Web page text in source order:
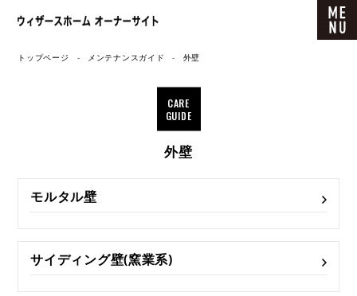
ウィザースホーム オーナーサイト
トップページ メンテナンスガイド 外壁
CARE
GUIDE
外壁
モルタル壁
サイディング壁(窯業系)